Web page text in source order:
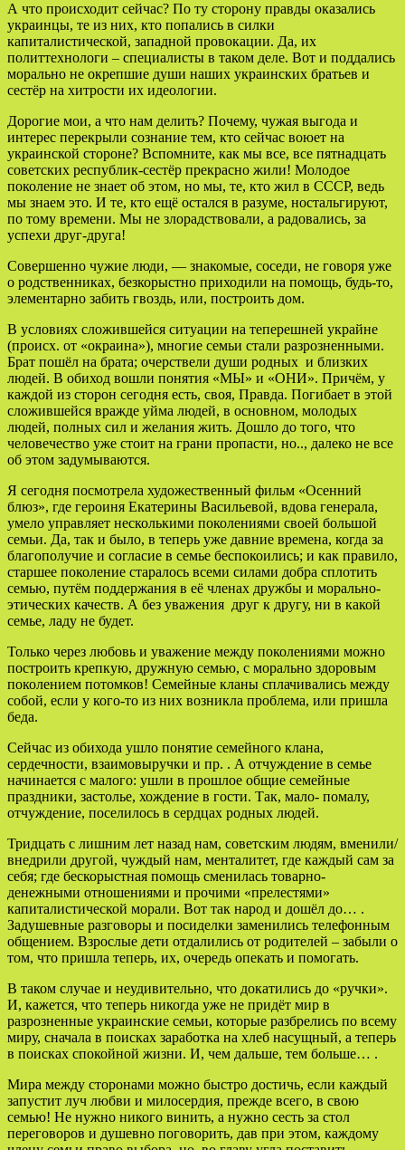
А что происходит сейчас? По ту сторону правды оказались
украинцы, те из них, кто попались в силки
капиталистической, западной провокации. Да, их
политтехнологи – специалисты в таком деле. Вот и поддались
морально не окрепшие души наших украинских братьев и
сестёр на хитрости их идеологии.
Дорогие мои, а что нам делить? Почему, чужая выгода и
интерес перекрыли сознание тем, кто сейчас воюет на
украинской стороне? Вспомните, как мы все, все пятнадцать
советских республик-сестёр прекрасно жили! Молодое
поколение не знает об этом, но мы, те, кто жил в СССР, ведь
мы знаем это. И те, кто ещё остался в разуме, ностальгируют,
по тому времени. Мы не злорадствовали, а радовались, за
успехи друг-друга!
Совершенно чужие люди, — знакомые, соседи, не говоря уже
о родственниках, безкорыстно приходили на помощь, будь-то,
элементарно забить гвоздь, или, построить дом.
В условиях сложившейся ситуации на теперешней украйне
(происх. от «окраина»), многие семьи стали разрозненными.
Брат пошёл на брата; очерствели души родных и близких
людей. В обиход вошли понятия «МЫ» и «ОНИ». Причём, у
каждой из сторон сегодня есть, своя, Правда. Погибает в этой
сложившейся вражде уйма людей, в основном, молодых
людей, полных сил и желания жить. Дошло до того, что
человечество уже стоит на грани пропасти, но.., далеко не все
об этом задумываются.
Я сегодня посмотрела художественный фильм «Осенний
блюз», где героиня Екатерины Васильевой, вдова генерала,
умело управляет несколькими поколениями своей большой
семьи. Да, так и было, в теперь уже давние времена, когда за
благополучие и согласие в семье беспокоились; и как правило,
старшее поколение старалось всеми силами добра сплотить
семью, путём поддержания в её членах дружбы и морально-
этических качеств. А без уважения друг к другу, ни в какой
семье, ладу не будет.
Только через любовь и уважение между поколениями можно
построить крепкую, дружную семью, с морально здоровым
поколением потомков! Семейные кланы сплачивались между
собой, если у кого-то из них возникла проблема, или пришла
беда.
Сейчас из обихода ушло понятие семейного клана,
сердечности, взаимовыручки и пр. . А отчуждение в семье
начинается с малого: ушли в прошлое общие семейные
праздники, застолье, хождение в гости. Так, мало- помалу,
отчуждение, поселилось в сердцах родных людей.
Тридцать с лишним лет назад нам, советским людям, вменили/
внедрили другой, чуждый нам, менталитет, где каждый сам за
себя; где бескорыстная помощь сменилась товарно-
денежными отношениями и прочими «прелестями»
капиталистической морали. Вот так народ и дошёл до… .
Задушевные разговоры и посиделки заменились телефонным
общением. Взрослые дети отдалились от родителей – забыли о
том, что пришла теперь, их, очередь опекать и помогать.
В таком случае и неудивительно, что докатились до «ручки».
И, кажется, что теперь никогда уже не придёт мир в
разрозненные украинские семьи, которые разбрелись по всему
миру, сначала в поисках заработка на хлеб насущный, а теперь
в поисках спокойной жизни. И, чем дальше, тем больше… .
Мира между сторонами можно быстро достичь, если каждый
запустит луч любви и милосердия, прежде всего, в свою
семью! Не нужно никого винить, а нужно сесть за стол
переговоров и душевно поговорить, дав при этом, каждому